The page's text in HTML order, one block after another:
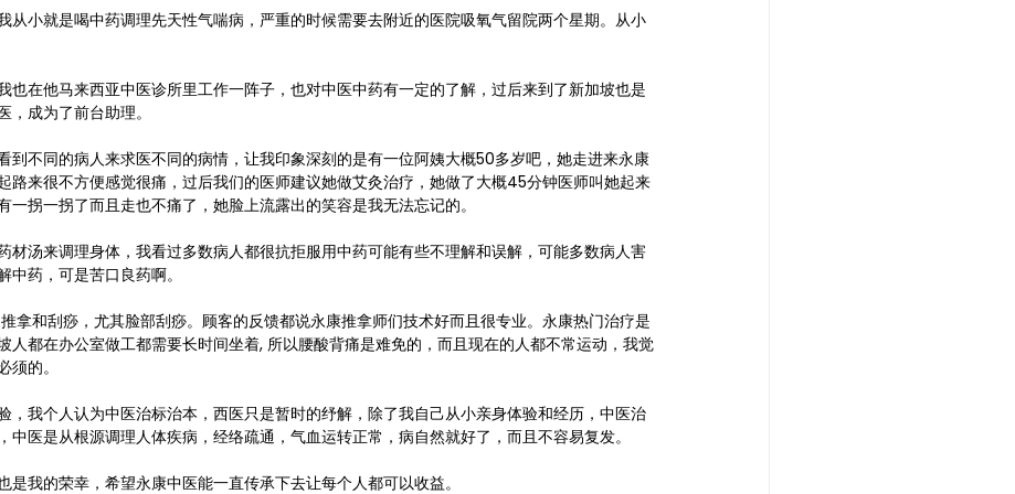
从小就是喝中药调理先天性气喘病，严重的时候需要去附近的医院吸氧气留院两个星期。从小
也在他马来西亚中医诊所里工作一阵子，也对中医中药有一定的了解，过后来到了新加坡也是
，成为了前台助理。
到不同的病人来求医不同的病情，让我印象深刻的是有一位阿姨大概50多岁吧，她走进来永康
路来很不方便感觉很痛，过后我们的医师建议她做艾灸治疗，她做了大概45分钟医师叫她起来
一拐一拐了而且走也不痛了，她脸上流露出的笑容是我无法忘记的。
材汤来调理身体，我看过多数病人都很抗拒服用中药可能有些不理解和误解，可能多数病人害
药，可是苦口良药啊。
拿和刮痧，尤其脸部刮痧。 顾客的反馈都说永康推拿师们技术好而且很专业。永康热门治疗是
人都在办公室做工都需要长时间坐着, 所以腰酸背痛是难免的，而且现在的人都不常运动，我觉
的。
，我个人认为中医治标治本，西医只是暂时的纾解，除了我自己从小亲身体验和经历，中医治
中医是从根源调理人体疾病，经络疏通，气血运转正常，病自然就好了，而且不容易复发。
是我的荣幸，希望永康中医能一直传承下去让每个人都可以收益。